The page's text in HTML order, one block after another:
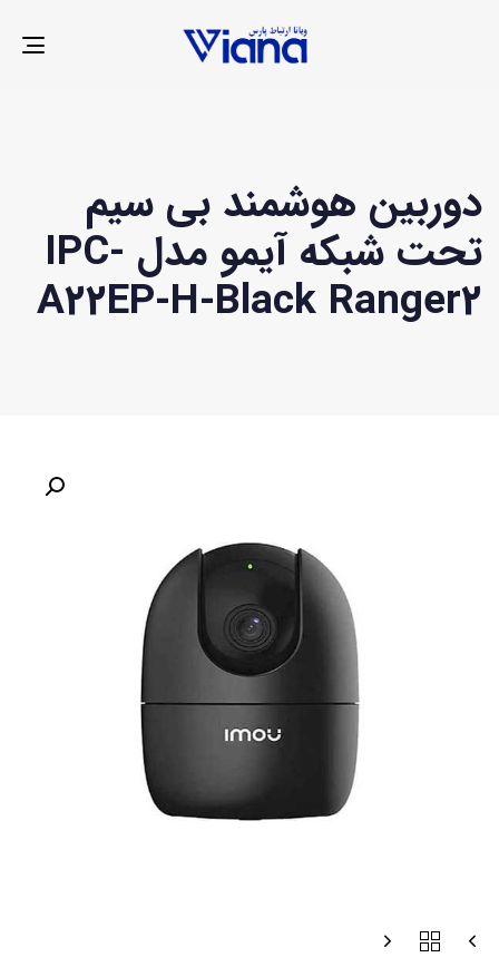
دوربین هوشمند بی سیم
تحت شبکه آیمو مدل IPC-
A22EP-H-Black Ranger2